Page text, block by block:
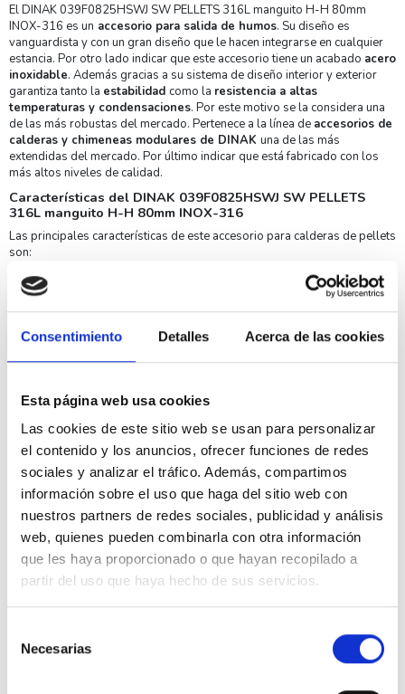
Consentimiento Detalles Acerca de las cookies
Esta página web usa cookies
Las cookies de este sitio web se usan para personalizar
el contenido y los anuncios, ofrecer funciones de redes
sociales y analizar el tráfico. Además, compartimos
información sobre el uso que haga del sitio web con
nuestros partners de redes sociales, publicidad y análisis
web, quienes pueden combinarla con otra información
que les haya proporcionado o que hayan recopilado a
partir del uso que haya hecho de sus servicios.
Necesarias
El DINAK 039F0825HSWJ SW PELLETS 316L manguito H-H 80mm
INOX-316 es un accesorio para salida de humos. Su diseño es
vanguardista y con un gran diseño que le hacen integrarse en cualquier
estancia. Por otro lado indicar que este accesorio tiene un acabado acero
inoxidable. Además gracias a su sistema de diseño interior y exterior
garantiza tanto la estabilidad como la resistencia a altas
temperaturas y condensaciones. Por este motivo se la considera una
de las más robustas del mercado. Pertenece a la línea de accesorios de
calderas y chimeneas modulares de DINAK una de las más
extendidas del mercado. Por último indicar que está fabricado con los
más altos niveles de calidad.
Características del DINAK 039F0825HSWJ SW PELLETS
316L manguito H-H 80mm INOX-316
Las principales características de este accesorio para calderas de pellets
son:
Acabado acero inoxidable
su mantenimiento es realmente muy sencillo.
gracias a su diseño tiene una gran durabilidad y fiabilidad
Material
Acero inoxidable
Salida de humos
80mm Ø
Garantía 2 años
Esquema montaje DINAK 039F0825HSWJ SW PELLETS 316L
manguito H-H 80mm INOX-316